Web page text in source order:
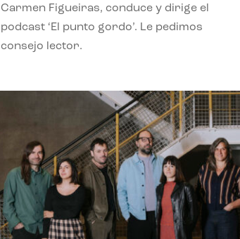
Carmen Figueiras, conduce y dirige el
podcast ‘El punto gordo’. Le pedimos
consejo lector.